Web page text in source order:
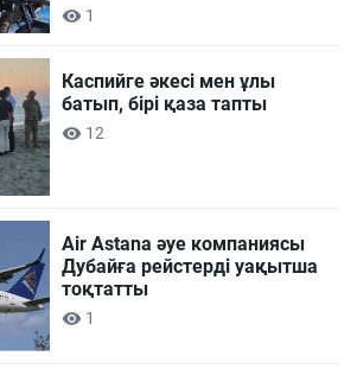
1
Каспийге әкесі мен ұлы
батып, бірі қаза тапты
12
Air Astana әуе компаниясы
Дубайға рейстерді уақытша
тоқтатты
1